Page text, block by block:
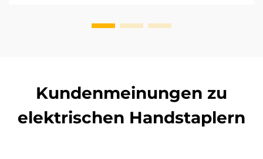
Kundenmeinungen zu
elektrischen Handstaplern